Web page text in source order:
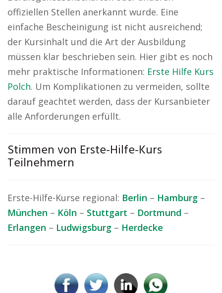
offiziellen Stellen anerkannt wurde. Eine
einfache Bescheinigung ist nicht ausreichend;
der Kursinhalt und die Art der Ausbildung
müssen klar beschrieben sein. Hier gibt es noch
mehr praktische Informationen: Erste Hilfe Kurs
Polch. Um Komplikationen zu vermeiden, sollte
darauf geachtet werden, dass der Kursanbieter
alle Anforderungen erfüllt.
Stimmen von Erste-Hilfe-Kurs
Teilnehmern
Erste-Hilfe-Kurse regional: Berlin – Hamburg –
München – Köln – Stuttgart – Dortmund –
Erlangen – Ludwigsburg – Herdecke